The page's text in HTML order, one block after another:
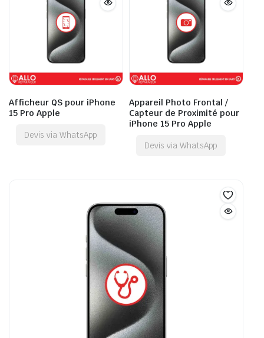
Afficheur QS pour iPhone
15 Pro Apple
Devis via WhatsApp
Appareil Photo Frontal /
Capteur de Proximité pour
iPhone 15 Pro Apple
Devis via WhatsApp